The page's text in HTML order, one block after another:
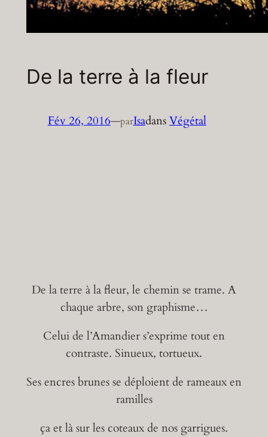
De la terre à la fleur
Fév 26, 2016—parIsadansVégétal
De la terre à la fleur, le chemin se trame. A
chaque arbre, son graphisme…
Celui de l’Amandier s’exprime tout en
contraste. Sinueux, tortueux.
Ses encres brunes se déploient de rameauxen
ramilles
ça et là sur les coteaux de nos garrigues.